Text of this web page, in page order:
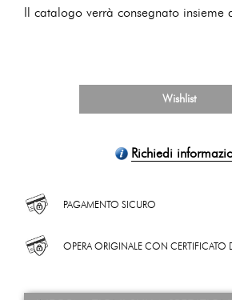
Il catalogo verrà consegnato insieme
Wishlist
Richiedi
PAGAMENTO SICURO
OPERA ORIGINALE CON CERTIFICATO